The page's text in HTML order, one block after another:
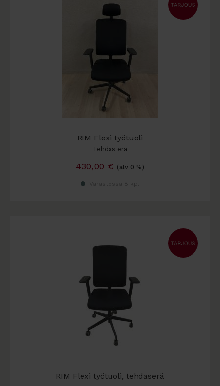
RIM Flexi työtuoli
Tehdas erä
430,00 € (alv 0 %)
RIM Flexi työtuoli, tehdaserä